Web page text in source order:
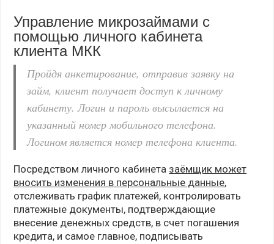
Управление микрозаймами с
помощью личного кабинета
клиента МКК
Пройдя анкетирование, отправив заявку на
займ, клиент получает доступ к личному
кабинету. Логин и пароль высылается на
указанный номер мобильного телефона.
Логином является номер телефона клиента.
Посредством личного кабинета заёмщик может
вносить изменения в персональные данные,
отслеживать график платежей, контролировать
платежные документы, подтверждающие
внесение денежных средств, в счет погашения
кредита, и самое главное, подписывать